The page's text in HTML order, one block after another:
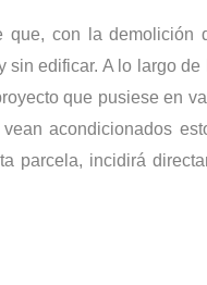
que, con la
edificar. A lo largo
que pusiese en
acondicionados
parcela, incidirá